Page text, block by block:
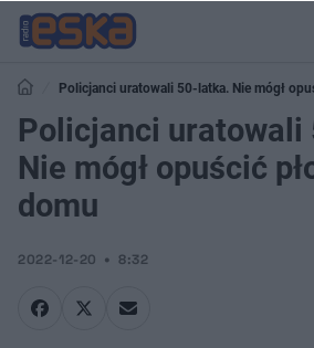
Policjanci uratowali 50-latka. Nie mógł
Policjanci uratowali
Nie mógł opuścić
domu
2022-12-20 8:32